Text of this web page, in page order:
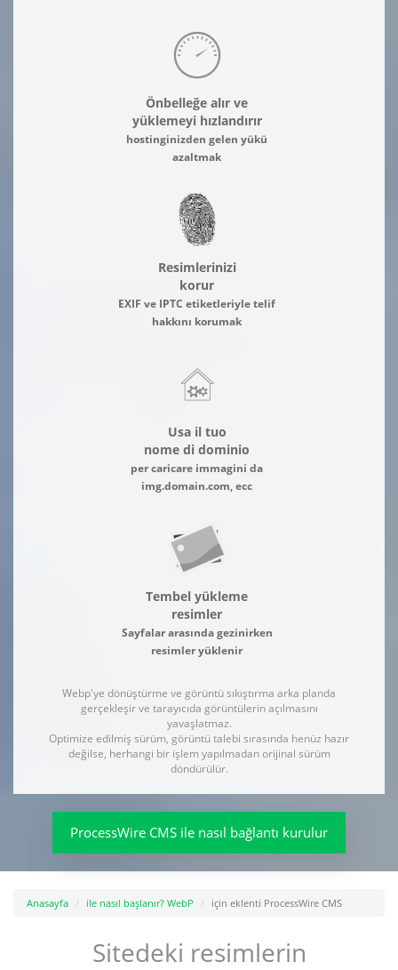
Önbelleğe alır ve
yüklemeyi hızlandırır
hostinginizden gelen yükü
azaltmak
Resimlerinizi
korur
EXIF ve IPTC etiketleriyle telif
hakkını korumak
Usa il tuo
nome di dominio
per caricare immagini da
img.domain.com, ecc
Tembel yükleme
resimler
Sayfalar arasında gezinirken
resimler yüklenir
Webp'ye dönüştürme ve görüntü sıkıştırma arka planda
gerçekleşir ve tarayıcıda görüntülerin açılmasını
yavaşlatmaz.
Optimize edilmiş sürüm, görüntü talebi sırasında henüz hazır
değilse, herhangi bir işlem yapılmadan orijinal sürüm
döndürülür.
ProcessWire CMS ile nasıl bağlantı kurulur
Anasayfa ile nasıl başlanır? WebP için eklenti ProcessWire CMS
Sitedeki resimlerin